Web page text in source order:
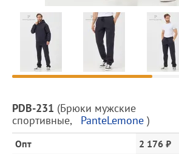
Описание
товара
и
цена
PDB-231 (Брюки мужские
спортивные, PanteLemone )
Опт
2 176 ₽